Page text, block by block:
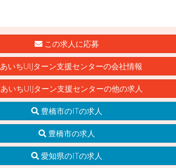
この求人に応募
あいちUIJターン支援センターの会社情報
あいちUIJターン支援センターの他の求人
豊橋市のITの求人
豊橋市の求人
愛知県のITの求人